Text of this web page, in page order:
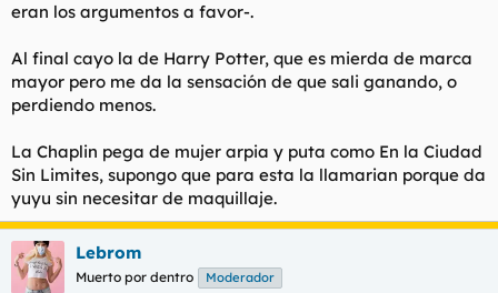
eran los argumentos a favor-.
Al final cayo la de Harry Potter, que es mierda de marca
mayor pero me da la sensación de que sali ganando, o
perdiendo menos.
La Chaplin pega de mujer arpia y puta como En la Ciudad
Sin Limites, supongo que para esta la llamarian porque da
yuyu sin necesitar de maquillaje.
Lebrom
Muerto por dentro Moderador